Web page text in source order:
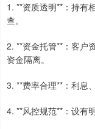
1. **资质透明**：持有
查。
2. **资金托管**：客户
资金隔离。
3. **费率合理**：利息
4. **风控规范**：设有